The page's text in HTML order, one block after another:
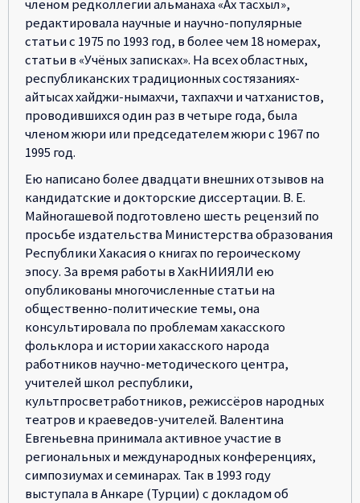
членом редколлегии альманаха «Ах тасхыл»,
редактировала научные и научно-популярные
статьи с 1975 по 1993 год, в более чем 18 номерах,
статьи в «Учёных записках». На всех областных,
республиканских традиционных состязаниях-
айтысах хайджи-нымахчи, тахпахчи и чатханистов,
проводившихся один раз в четыре года, была
членом жюри или председателем жюри с 1967 по
1995 год.
Ею написано более двадцати внешних отзывов на
кандидатские и докторские диссертации. В. Е.
Майногашевой подготовлено шесть рецензий по
просьбе издательства Министерства образования
Республики Хакасия о книгах по героическому
эпосу. За время работы в ХакНИИЯЛИ ею
опубликованы многочисленные статьи на
общественно-политические темы, она
консультировала по проблемам хакасского
фольклора и истории хакасского народа
работников научно-методического центра,
учителей школ республики,
культпросветработников, режиссёров народных
театров и краеведов-учителей. Валентина
Евгеньевна принимала активное участие в
региональных и международных конференциях,
симпозиумах и семинарах. Так в 1993 году
выступала в Анкаре (Турции) с докладом об